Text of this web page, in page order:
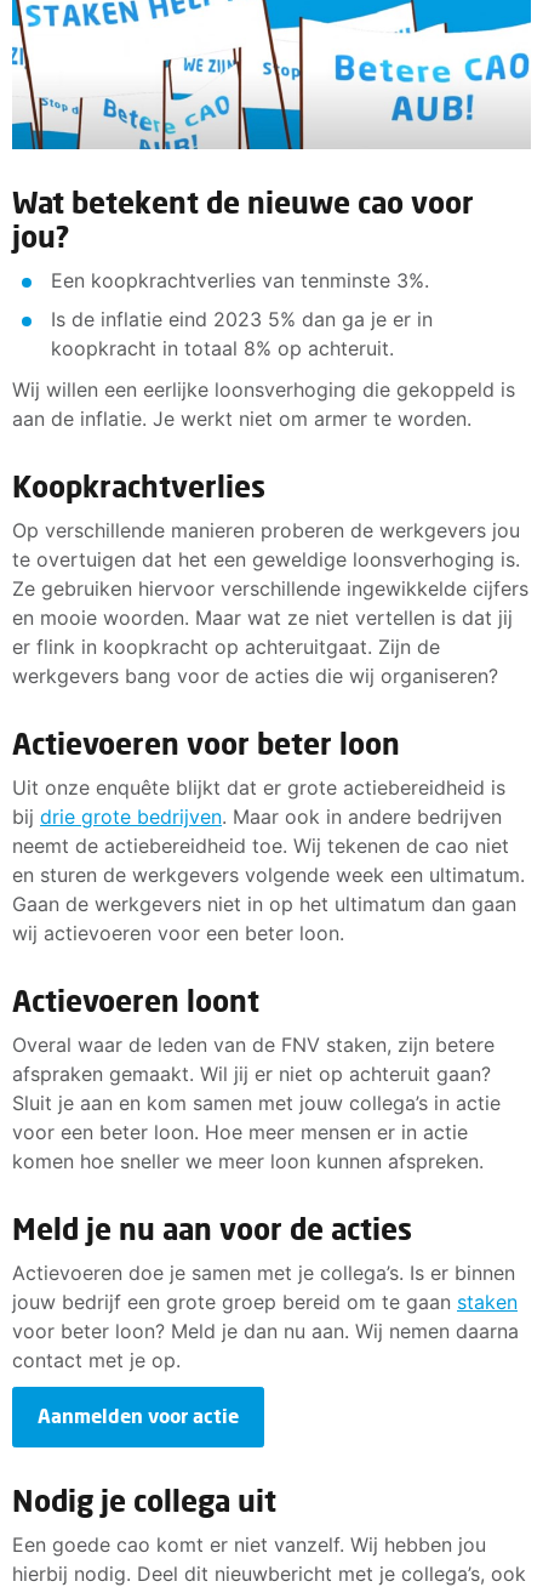
Wat betekent de nieuwe cao voor
jou?
Een koopkrachtverlies van tenminste 3%.
Is de inflatie eind 2023 5% dan ga je er in
koopkracht in totaal 8% op achteruit.
Wij willen een eerlijke loonsverhoging die gekoppeld is
aan de inflatie. Je werkt niet om armer te worden.
Koopkrachtverlies
Op verschillende manieren proberen de werkgevers jou
te overtuigen dat het een geweldige loonsverhoging is.
Ze gebruiken hiervoor verschillende ingewikkelde cijfers
en mooie woorden. Maar wat ze niet vertellen is dat jij
er flink in koopkracht op achteruitgaat. Zijn de
werkgevers bang voor de acties die wij organiseren?
Actievoeren voor beter loon
Uit onze enquête blijkt dat er grote actiebereidheid is
bij drie grote bedrijven. Maar ook in andere bedrijven
neemt de actiebereidheid toe. Wij tekenen de cao niet
en sturen de werkgevers volgende week een ultimatum.
Gaan de werkgevers niet in op het ultimatum dan gaan
wij actievoeren voor een beter loon.
Actievoeren loont
Overal waar de leden van de FNV staken, zijn betere
afspraken gemaakt. Wil jij er niet op achteruit gaan?
Sluit je aan en kom samen met jouw collega’s in actie
voor een beter loon. Hoe meer mensen er in actie
komen hoe sneller we meer loon kunnen afspreken.
Meld je nu aan voor de acties
Actievoeren doe je samen met je collega’s. Is er binnen
jouw bedrijf een grote groep bereid om te gaan staken
voor beter loon? Meld je dan nu aan. Wij nemen daarna
contact met je op.
Aanmelden voor actie
Nodig je collega uit
Een goede cao komt er niet vanzelf. Wij hebben jou
hierbij nodig. Deel dit nieuwbericht met je collega’s, ook